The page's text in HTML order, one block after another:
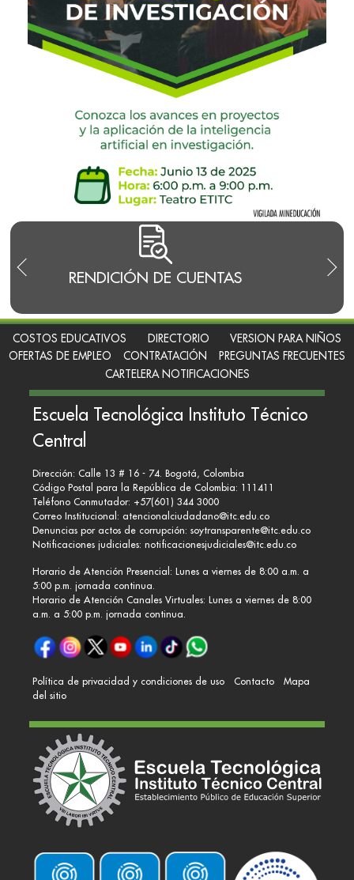
RENDICIÓN DE CUENTAS
COSTOS EDUCATIVOS DIRECTORIO
VERSION PARA NIÑOS
OFERTAS DE EMPLEO
CONTRATACIÓN
PREGUNTAS FRECUENTES
CARTELERA NOTIFICACIONES
Escuela Tecnológica Instituto Técnico
Central
Dirección: Calle 13 # 16 - 74. Bogotá, Colombia
Código Postal para la República de Colombia: 111411
Teléfono Conmutador: +57(601) 344 3000
Correo Institucional: atencionalciudadano@itc.edu.co
Denuncias por actos de corrupción: soytransparente@itc.edu.co
Notificaciones judiciales: notificacionesjudiciales@itc.edu.co
Horario de Atención Presencial: Lunes a viernes de 8:00 a.m. a
5:00 p.m. jornada continua.
Horario de Atención Canales Virtuales: Lunes a viernes de 8:00
a.m. a 5:00 p.m. jornada continua.
Política de privacidad y condiciones de uso Contacto
Mapa
del sitio